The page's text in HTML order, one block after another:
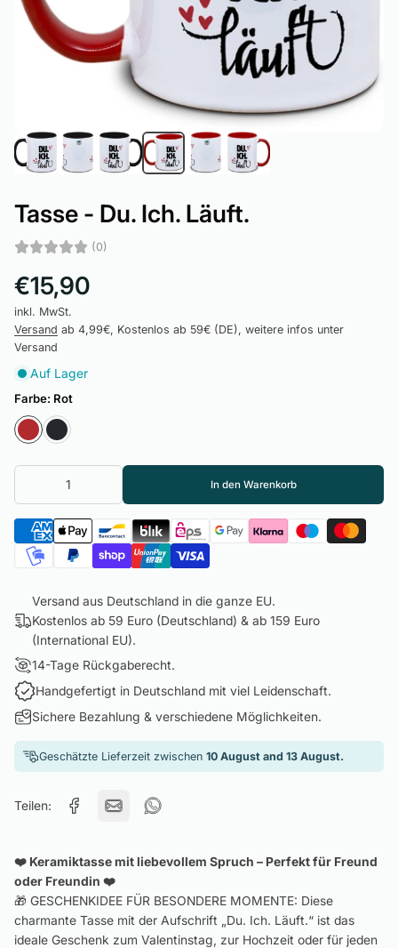
Tasse - Du. Ich. Läuft.
(0)
€15,90
inkl. MwSt.
Versand ab 4,99€, Kostenlos ab 59€ (DE), weitere infos unter
Versand
Auf Lager
Farbe: Rot
In den Warenkorb
Versand aus Deutschland in die ganze EU.
Kostenlos ab 59 Euro (Deutschland) & ab 159 Euro
(International EU).
14-Tage Rückgaberecht.
Handgefertigt in Deutschland mit viel Leidenschaft.
Sichere Bezahlung & verschiedene Möglichkeiten.
Geschätzte Lieferzeit zwischen 10 August and 13 August.
Teilen:
❤️ Keramiktasse mit liebevollem Spruch – Perfekt für Freund
oder Freundin ❤️
🎁 GESCHENKIDEE FÜR BESONDERE MOMENTE: Diese
charmante Tasse mit der Aufschrift „Du. Ich. Läuft.“ ist das
ideale Geschenk zum Valentinstag, zur Hochzeit oder für jeden